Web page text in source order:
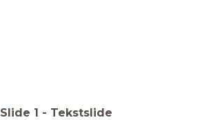
Slide 1 - Tekstslide